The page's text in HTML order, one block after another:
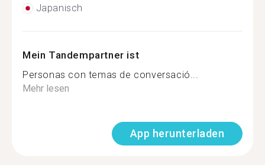
Japanisch
Mein Tandempartner ist
Personas con temas de conversació...
Mehr lesen
App herunterladen